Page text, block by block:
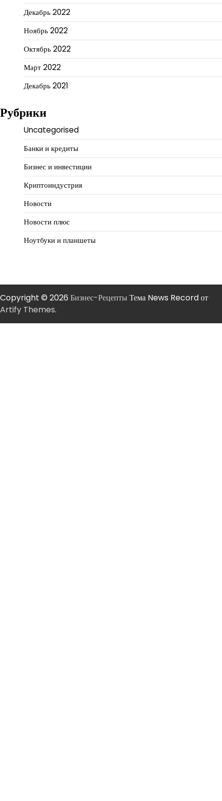
Декабрь 2022
Ноябрь 2022
Октябрь 2022
Март 2022
Декабрь 2021
Рубрики
Uncategorised
Банки и кредиты
Бизнес и инвестиции
Криптоиндустрия
Новости
Новости плюс
Ноутбуки и планшеты
Copyright © 2026 Бизнес-РецептыТема News Record от
Artify Themes.